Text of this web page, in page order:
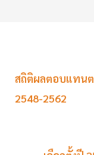
สถิติผลตอบแทนต
2548-2562